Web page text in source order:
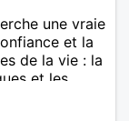
une vraie
et la
de la vie : la
et les
et
de tendresse